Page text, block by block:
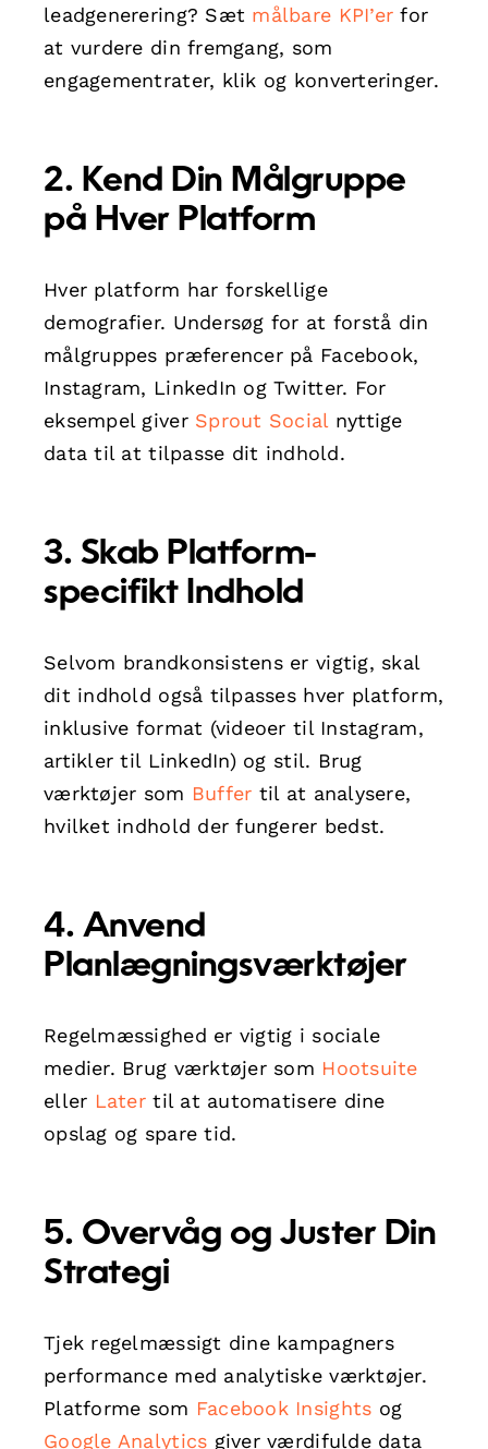
leadgenerering? Sæt målbare KPI’er for
at vurdere din fremgang, som
engagementrater, klik og konverteringer.
2. Kend Din Målgruppe
på Hver Platform
Hver platform har forskellige
demografier. Undersøg for at forstå din
målgruppes præferencer på Facebook,
Instagram, LinkedIn og Twitter. For
eksempel giver Sprout Social nyttige
data til at tilpasse dit indhold.
3. Skab Platform-
specifikt Indhold
Selvom brandkonsistens er vigtig, skal
dit indhold også tilpasses hver platform,
inklusive format (videoer til Instagram,
artikler til LinkedIn) og stil. Brug
værktøjer som Buffer til at analysere,
hvilket indhold der fungerer bedst.
4. Anvend
Planlægningsværktøjer
Regelmæssighed er vigtig i sociale
medier. Brug værktøjer som Hootsuite
eller Latertil at automatisere dine
opslag og spare tid.
5. Overvåg og Juster Din
Strategi
Tjek regelmæssigt dine kampagners
performance med analytiske værktøjer.
Platforme som Facebook Insights og
Google Analytics giver værdifulde data